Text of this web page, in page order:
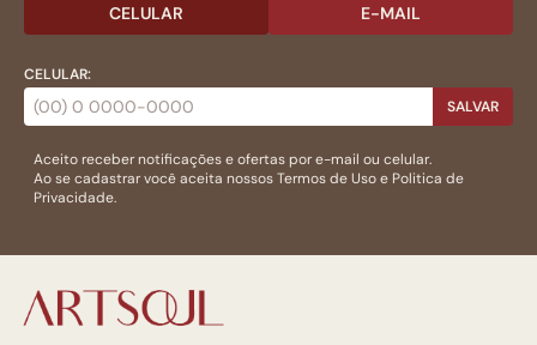
CELULAR E-MAIL
CELULAR:
SALVAR
Aceito receber notificações e ofertas por e-mail ou celular.
Ao se cadastrar você aceita nossosTermos de Usoe Politica de
Privacidade.